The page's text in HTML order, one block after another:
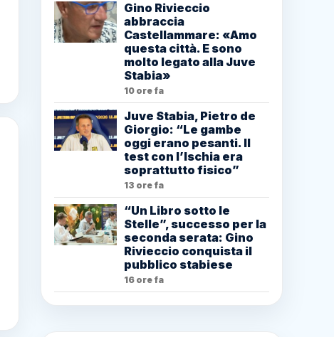
Gino Rivieccio
abbraccia
Castellammare: «Amo
questa città. E sono
molto legato alla Juve
Stabia»
10 ore fa
Juve Stabia, Pietro de
Giorgio: “Le gambe
oggi erano pesanti. Il
test con l’Ischia era
soprattutto fisico”
13 ore fa
“Un Libro sotto le
Stelle”, successo per la
seconda serata: Gino
Rivieccio conquista il
pubblico stabiese
16 ore fa